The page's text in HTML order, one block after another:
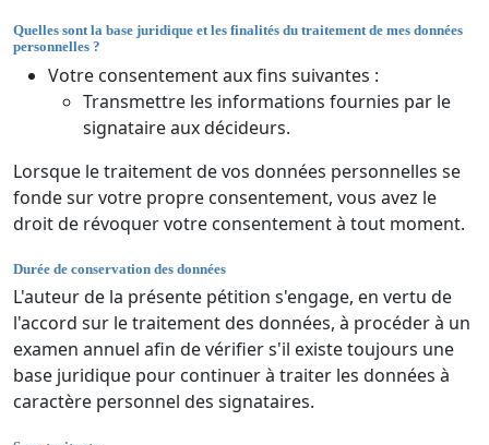
Quelles sont la base juridique et les finalités du traitement de mes données
personnelles ?
Votre consentement aux fins suivantes :
Transmettre les informations fournies par le
signataire aux décideurs.
Lorsque le traitement de vos données personnelles se
fonde sur votre propre consentement, vous avez le
droit de révoquer votre consentement à tout moment.
Durée de conservation des données
L'auteur de la présente pétition s'engage, en vertu de
l'accord sur le traitement des données, à procéder à un
examen annuel afin de vérifier s'il existe toujours une
base juridique pour continuer à traiter les données à
caractère personnel des signataires.